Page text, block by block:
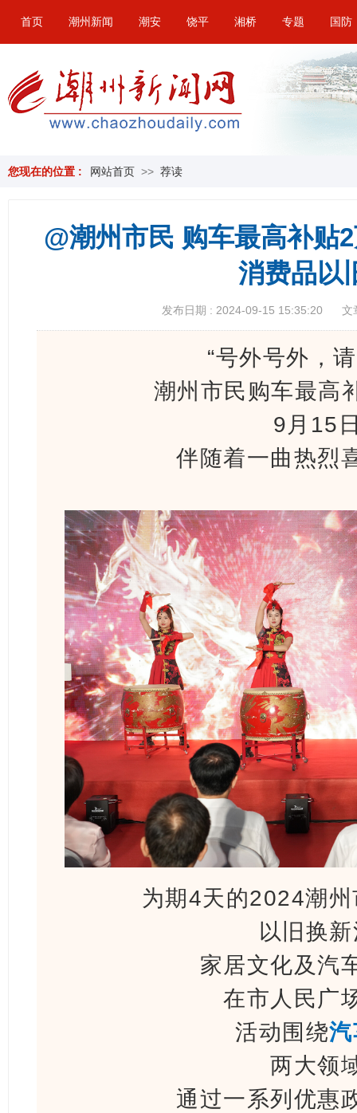
首页 潮州新闻 潮安 饶平 湘桥 专题 国防
您现在的位置 : 网站首页 >> 荐读
@潮州市民 购车最高补贴
消费品以
发布日期 : 2024-09-15 15:35:20 文
“号外号外，
潮州市民购车最高
9月15
伴随着一曲热烈
为期4天的2024潮
以旧换
家居文化及汽
在市人民广
活动围绕
两大领
通过一系列优惠